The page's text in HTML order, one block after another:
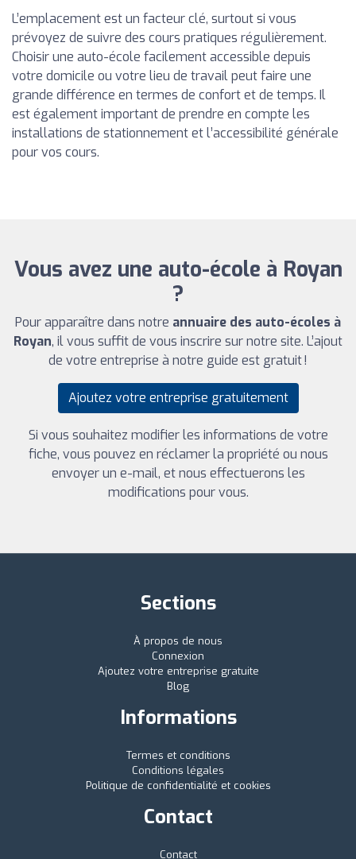
L’emplacement est un facteur clé, surtout si vous
prévoyez de suivre des cours pratiques régulièrement.
Choisir une auto-école facilement accessible depuis
votre domicile ou votre lieu de travail peut faire une
grande différence en termes de confort et de temps. Il
est également important de prendre en compte les
installations de stationnement et l’accessibilité générale
pour vos cours.
Vous avez une auto-école à Royan
?
Pour apparaître dans notre annuaire des auto-écoles à
Royan, il vous suffit de vous inscrire sur notre site. L’ajout
de votre entreprise à notre guide est gratuit !
Ajoutez votre entreprise gratuitement
Si vous souhaitez modifier les informations de votre
fiche, vous pouvez en réclamer la propriété ou nous
envoyer un e-mail, et nous effectuerons les
modifications pour vous.
Sections
À propos de nous
Connexion
Ajoutez votre entreprise gratuite
Blog
Informations
Termes et conditions
Conditions légales
Politique de confidentialité et cookies
Contact
Contact